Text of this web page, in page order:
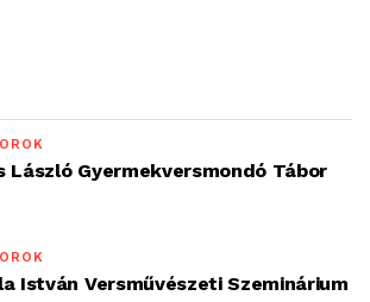
László Gyermekversmondó Tábor
István Versművészeti Szeminárium